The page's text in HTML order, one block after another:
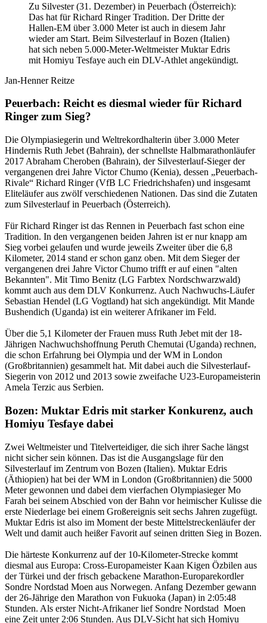
Zu Silvester (31. Dezember) in Peuerbach (Österreich):
Das hat für Richard Ringer Tradition. Der Dritte der
Hallen-EM über 3.000 Meter ist auch in diesem Jahr
wieder am Start. Beim Silvesterlauf in Bozen (Italien)
hat sich neben 5.000-Meter-Weltmeister Muktar Edris
mit Homiyu Tesfaye auch ein DLV-Athlet angekündigt.
Jan-Henner Reitze
Peuerbach: Reicht es diesmal wieder für Richard
Ringer zum Sieg?
Die Olympiasiegerin und Weltrekordhalterin über 3.000 Meter
Hindernis Ruth Jebet (Bahrain), der schnellste Halbmarathonläufer
2017 Abraham Cheroben (Bahrain), der Silvesterlauf-Sieger der
vergangenen drei Jahre Victor Chumo (Kenia), dessen „Peuerbach-
Rivale“ Richard Ringer (VfB LC Friedrichshafen) und insgesamt
Eliteläufer aus zwölf verschiedenen Nationen. Das sind die Zutaten
zum Silvesterlauf in Peuerbach (Österreich).
Für Richard Ringer ist das Rennen in Peuerbach fast schon eine
Tradition. In den vergangenen beiden Jahren ist er nur knapp am
Sieg vorbei gelaufen und wurde jeweils Zweiter über die 6,8
Kilometer, 2014 stand er schon ganz oben. Mit dem Sieger der
vergangenen drei Jahre Victor Chumo trifft er auf einen "alten
Bekannten". Mit Timo Benitz (LG Farbtex Nordschwarzwald)
kommt auch aus dem DLV Konkurrenz. Auch Nachwuchs-Läufer
Sebastian Hendel (LG Vogtland) hat sich angekündigt. Mit Mande
Bushendich (Uganda) ist ein weiterer Afrikaner im Feld.
Über die 5,1 Kilometer der Frauen muss Ruth Jebet mit der 18-
Jährigen Nachwuchshoffnung Peruth Chemutai (Uganda) rechnen,
die schon Erfahrung bei Olympia und der WM in London
(Großbritannien) gesammelt hat. Mit dabei auch die Silvesterlauf-
Siegerin von 2012 und 2013 sowie zweifache U23-Europameisterin
Amela Terzic aus Serbien.
Bozen: Muktar Edris mit starker Konkurenz, auch
Homiyu Tesfaye dabei
Zwei Weltmeister und Titelverteidiger, die sich ihrer Sache längst
nicht sicher sein können. Das ist die Ausgangslage für den
Silvesterlauf im Zentrum von Bozen (Italien). Muktar Edris
(Äthiopien) hat bei der WM in London (Großbritannien) die 5000
Meter gewonnen und dabei dem vierfachen Olympiasieger Mo
Farah bei seinem Abschied von der Bahn vor heimischer Kulisse die
erste Niederlage bei einem Großereignis seit sechs Jahren zugefügt.
Muktar Edris ist also im Moment der beste Mittelstreckenläufer der
Welt und damit auch heißer Favorit auf seinen dritten Sieg in Bozen.
Die härteste Konkurrenz auf der 10-Kilometer-Strecke kommt
diesmal aus Europa: Cross-Europameister Kaan Kigen Özbilen aus
der Türkei und der frisch gebackene Marathon-Europarekordler
Sondre Nordstad Moen aus Norwegen. Anfang Dezember gewann
der 26-Jährige den Marathon von Fukuoka (Japan) in 2:05:48
Stunden. Als erster Nicht-Afrikaner lief Sondre Nordstad Moen
eine Zeit unter 2:06 Stunden. Aus DLV-Sicht hat sich Homiyu